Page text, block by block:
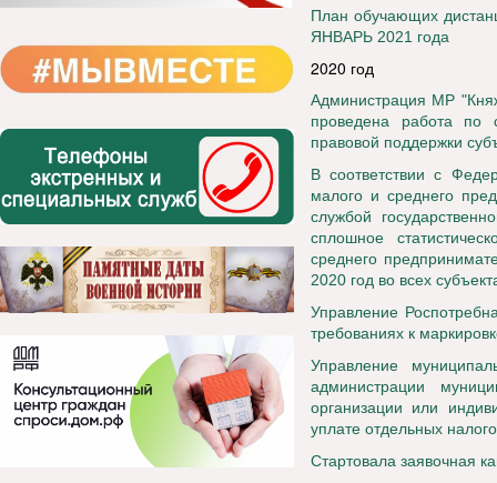
План обучающих
ЯНВАРЬ 2021 года
2020 год
Администрация МР
проведена работа по
правовой поддержки
В соответствии с
малого и среднего
службой
сплошное
среднего
2020 год во всех
Управление
требованиях к
Управление
администрации
организации или
уплате отдельных
Стартовала заявочная